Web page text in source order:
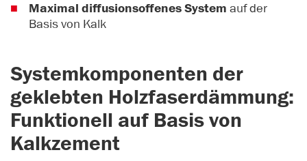
Maximal diffusionsoffenes System auf der
Basis von Kalk
Systemkomponenten der
geklebten Holzfaserdämmung:
Funktionell auf Basis von
Kalkzement